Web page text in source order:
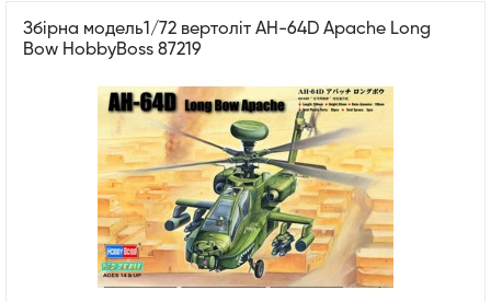
Збірна модель1/72 вертоліт AH-64D Apache Long
Bow HobbyBoss 87219